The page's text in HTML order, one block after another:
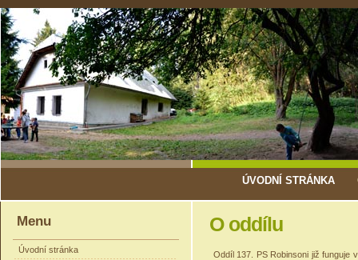
ÚVODNÍ STRÁNKA
Menu
Úvodní stránka
O oddílu
Oddíl 137. PS Robinsoni již funguje